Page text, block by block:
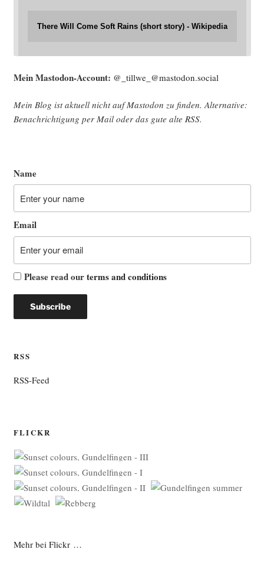
There Will Come Soft Rains (short story) - Wikipedia
Mein Mast­o­don-Account: @_tillwe_@mastodon.social
Mein Blog ist aktu­ell nicht auf Mast­o­don zu fin­den. Alter­na­ti­ve:
Benach­rich­ti­gung per Mail oder das gute alte RSS.
Name
Email
Please read ourterms and conditions
RSS
RSS-Feed
FLICKR
Mehr bei Flickr …